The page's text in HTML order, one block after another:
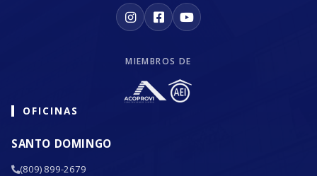
MIEMBROS DE
OFICINAS
SANTO DOMINGO
(809) 899-2679